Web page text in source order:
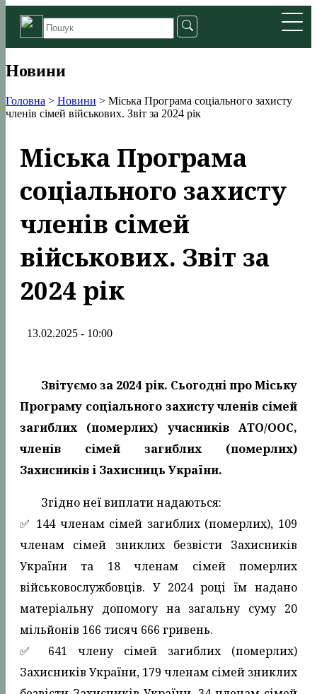
Новини
Головна > Новини > Міська Програма соціального захисту
членів сімей військових. Звіт за 2024 рік
Міська Програма
соціального захисту
членів сімей
військових. Звіт за
2024 рік
13.02.2025 - 10:00
Звітуємо за 2024 рік. Сьогодні про Міську
Програму соціального захисту членів сімей
загиблих (померлих) учасників АТО/ООС,
членів сімей загиблих (померлих)
Захисників і Захисниць України.
Згідно неї виплати надаються:
✅️ 144 членам сімей загиблих (померлих), 109
членам сімей зниклих безвісти Захисників
України та 18 членам сімей померлих
військовослужбовців. У 2024 році їм надано
матеріальну допомогу на загальну суму 20
мільйонів 166 тисяч 666 гривень.
✅️ 641 члену сімей загиблих (померлих)
Захисників України, 179 членам сімей зниклих